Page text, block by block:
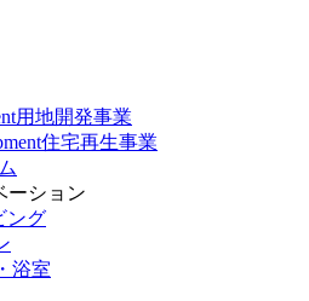
用地開発事業
住宅再生事業
ーション
ング
浴室